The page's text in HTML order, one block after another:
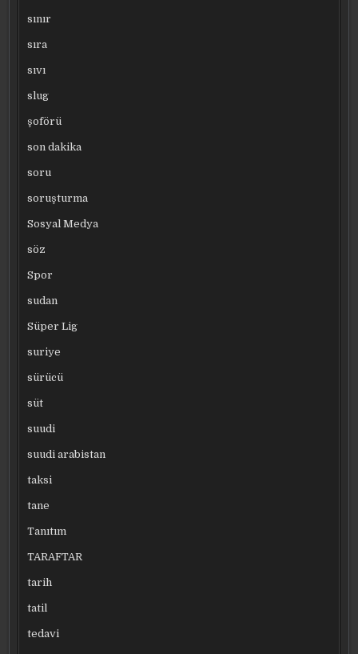
sınır
sıra
sıvı
slug
şoförü
son dakika
soru
soruşturma
Sosyal Medya
söz
Spor
sudan
Süper Lig
suriye
sürücü
süt
suudi
suudi arabistan
taksi
tane
Tanıtım
TARAFTAR
tarih
tatil
tedavi